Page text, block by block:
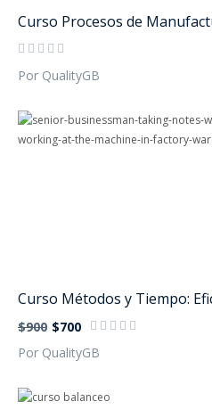
Curso Procesos de
Por QualityGB
Curso Métodos y Tiempo:
$900 $700
Por QualityGB